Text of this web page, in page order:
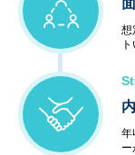
想
年
ー